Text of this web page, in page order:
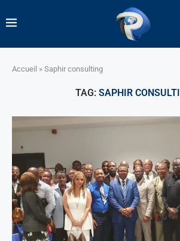
Accueil » Saphir consulting
TAG: SAPHIR